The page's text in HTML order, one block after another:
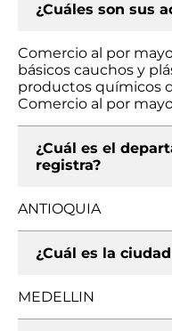
¿Cuáles son sus
Comercio al por
básicos cauchos y
productos químicos
Comercio al por
¿Cuál es el
registra?
ANTIOQUIA
¿Cuál es la
MEDELLIN